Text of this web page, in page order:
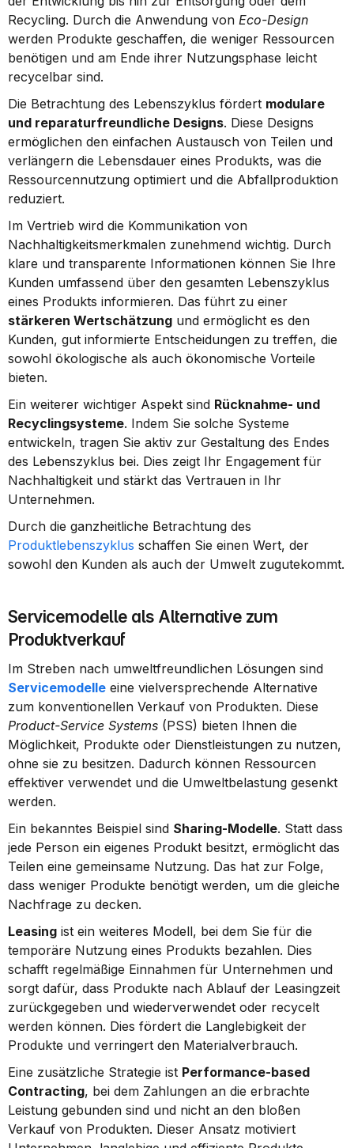
Recycling. Durch die Anwendung von Eco-Design
werden Produkte geschaffen, die weniger Ressourcen
benötigen und am Ende ihrer Nutzungsphase leicht
recycelbar sind.
Die Betrachtung des Lebenszyklus fördert modulare
und reparaturfreundliche Designs. Diese Designs
ermöglichen den einfachen Austausch von Teilen und
verlängern die Lebensdauer eines Produkts, was die
Ressourcennutzung optimiert und die Abfallproduktion
reduziert.
Im Vertrieb wird die Kommunikation von
Nachhaltigkeitsmerkmalen zunehmend wichtig. Durch
klare und transparente Informationen können Sie Ihre
Kunden umfassend über den gesamten Lebenszyklus
stärkeren Wertschätzung und ermöglicht es den
Kunden, gut informierte Entscheidungen zu treffen, die
sowohl ökologische als auch ökonomische Vorteile
bieten.
Ein weiterer wichtiger Aspekt sind Rücknahme- und
Recyclingsysteme. Indem Sie solche Systeme
entwickeln, tragen Sie aktiv zur Gestaltung des Endes
des Lebenszyklus bei. Dies zeigt Ihr Engagement für
Nachhaltigkeit und stärkt das Vertrauen in Ihr
Unternehmen.
Produktlebenszyklus schaffen Sie einen Wert, der
sowohl den Kunden als auch der Umwelt zugutekommt.
Servicemodelle als Alternative zum
Produktverkauf
Servicemodelle eine vielversprechende Alternative
Product-Service Systems (PSS) bieten Ihnen die
Möglichkeit, Produkte oder Dienstleistungen zu nutzen,
ohne sie zu besitzen. Dadurch können Ressourcen
effektiver verwendet und die Umweltbelastung gesenkt
werden.
Ein bekanntes Beispiel sind Sharing-Modelle. Statt dass
jede Person ein eigenes Produkt besitzt, ermöglicht das
Teilen eine gemeinsame Nutzung. Das hat zur Folge,
dass weniger Produkte benötigt werden, um die gleiche
Nachfrage zu decken.
Leasing ist ein weiteres Modell, bei dem Sie für die
temporäre Nutzung eines Produkts bezahlen. Dies
schafft regelmäßige Einnahmen für Unternehmen und
sorgt dafür, dass Produkte nach Ablauf der Leasingzeit
zurückgegeben und wiederverwendet oder recycelt
werden können. Dies fördert die Langlebigkeit der
Produkte und verringert den Materialverbrauch.
Eine zusätzliche Strategie ist Performance-based
Contracting, bei dem Zahlungen an die erbrachte
Leistung gebunden sind und nicht an den bloßen
Verkauf von Produkten. Dieser Ansatz motiviert